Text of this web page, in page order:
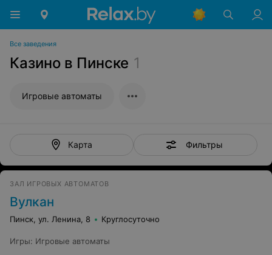
Все заведения
Казино в Пинске 1
Игровые автоматы
Карта Фильтры
ЗАЛ ИГРОВЫХ АВТОМАТОВ
Вулкан
Пинск, ул. Ленина, 8 Круглосуточно
Игры: Игровые автоматы